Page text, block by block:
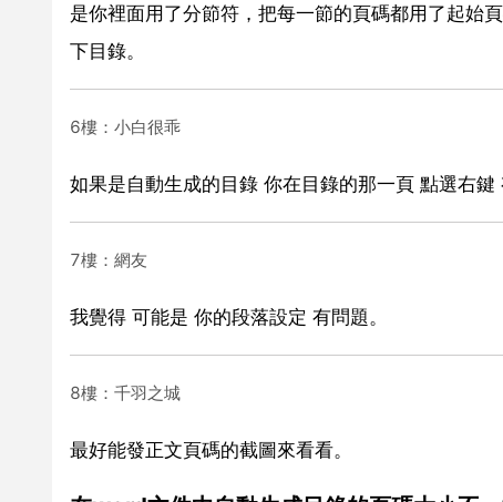
是你裡面用了分節符，把每一節的頁碼都用了起始
下目錄。
6樓：小白很乖
如果是自動生成的目錄 你在目錄的那一頁 點選右鍵
7樓：網友
我覺得 可能是 你的段落設定 有問題。
8樓：千羽之城
最好能發正文頁碼的截圖來看看。